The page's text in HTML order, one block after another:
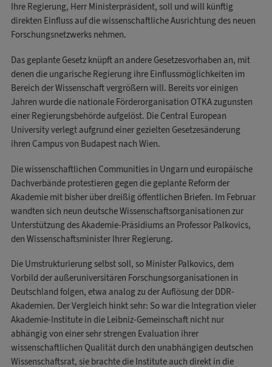
Ihre Regierung, Herr Ministerpräsident, soll und will künftig
direkten Einfluss auf die wissenschaftliche Ausrichtung des neuen
Forschungsnetzwerks nehmen.
Das geplante Gesetz knüpft an andere Gesetzesvorhaben an, mit
denen die ungarische Regierung ihre Einflussmöglichkeiten im
Bereich der Wissenschaft vergrößern will. Bereits vor einigen
Jahren wurde die nationale Förderorganisation OTKA zugunsten
einer Regierungsbehörde aufgelöst. Die Central European
University verlegt aufgrund einer gezielten Gesetzesänderung
ihren Campus von Budapest nach Wien.
Die wissenschaftlichen Communities in Ungarn und europäische
Dachverbände protestieren gegen die geplante Reform der
Akademie mit bisher über dreißig öffentlichen Briefen. Im Februar
wandten sich neun deutsche Wissenschaftsorganisationen zur
Unterstützung des Akademie-Präsidiums an Professor Palkovics,
den Wissenschaftsminister Ihrer Regierung.
Die Umstrukturierung selbst soll, so Minister Palkovics, dem
Vorbild der außeruniversitären Forschungsorganisationen in
Deutschland folgen, etwa analog zu der Auflösung der DDR-
Akademien. Der Vergleich hinkt sehr: So war die Integration vieler
Akademie-Institute in die Leibniz-Gemeinschaft nicht nur
abhängig von einer sehr strengen Evaluation ihrer
wissenschaftlichen Qualität durch den unabhängigen deutschen
Wissenschaftsrat, sie brachte die Institute auch direkt in die